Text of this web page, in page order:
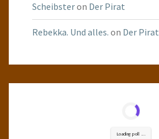
Scheibsteron Der Pirat
Rebekka. Und alles. on Der Pirat
Loading poll ...